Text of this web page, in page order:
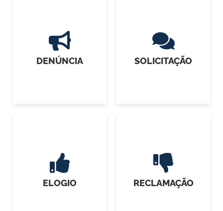
DENÚNCIA SOLICITAÇÃO
ELOGIO RECLAMAÇÃO